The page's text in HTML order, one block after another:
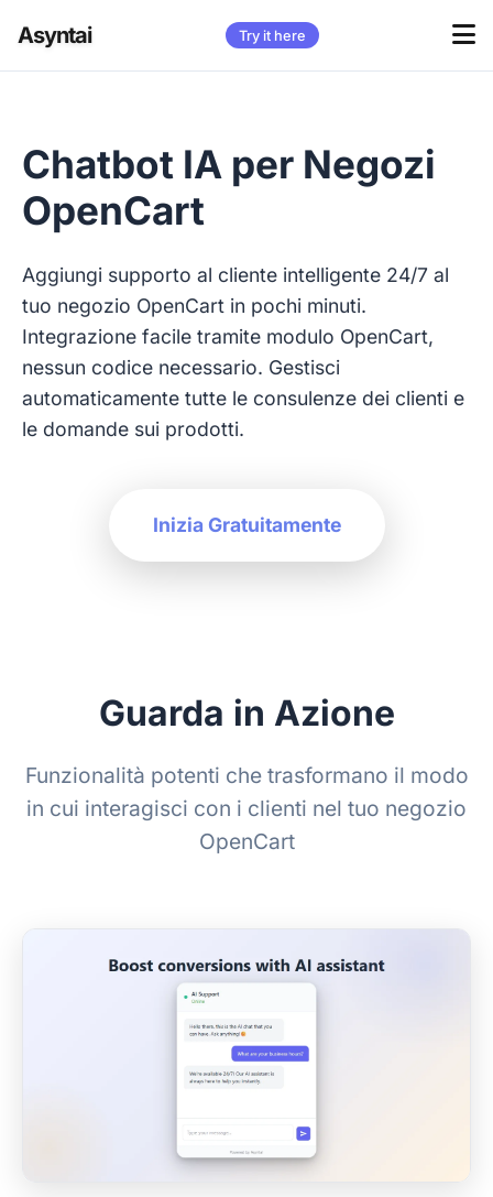
Asyntai Try it here
Chatbot IA per Negozi
OpenCart
Aggiungi supporto al cliente intelligente 24/7 al
tuo negozio OpenCart in pochi minuti.
Integrazione facile tramite modulo OpenCart,
nessun codice necessario. Gestisci
automaticamente tutte le consulenze dei clienti e
le domande sui prodotti.
Inizia Gratuitamente
Guarda in Azione
Funzionalità potenti che trasformano il modo
in cui interagisci con i clienti nel tuo negozio
OpenCart